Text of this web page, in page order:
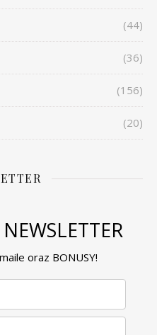
(44)
(36)
(156)
(20)
oraz BONUSY!